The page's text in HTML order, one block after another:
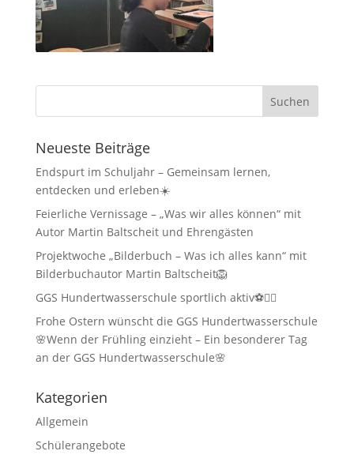
Neueste Beiträge
Endspurt im Schuljahr – Gemeinsam lernen,
entdecken und erleben☀️
Feierliche Vernissage – „Was wir alles können“ mit
Autor Martin Baltscheit und Ehrengästen
Projektwoche „Bilderbuch – Was ich alles kann“ mit
Bilderbuchautor Martin Baltscheit🦁
GGS Hundertwasserschule sportlich aktiv⚽🏃‍♂️
Frohe Ostern wünscht die GGS Hundertwasserschule
🌸Wenn der Frühling einzieht – Ein besonderer Tag
an der GGS Hundertwasserschule🌸
Kategorien
Allgemein
Schülerangebote